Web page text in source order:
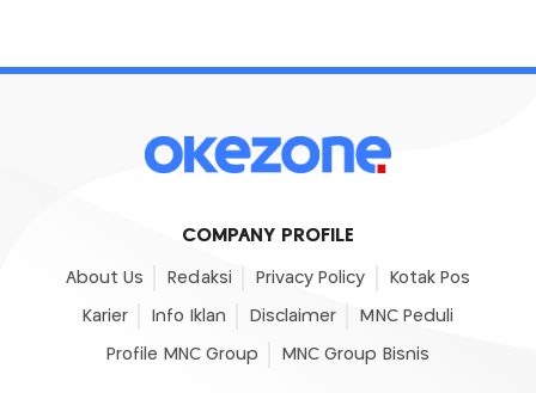
COMPANY PROFILE
About Us Redaksi Privacy Policy Kotak Pos
Karier Info Iklan Disclaimer MNC Peduli
Profile MNC Group MNC Group Bisnis